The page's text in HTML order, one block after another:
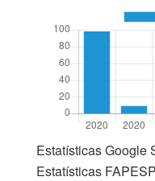
Estatísticas Google
Estatísticas FAPESP